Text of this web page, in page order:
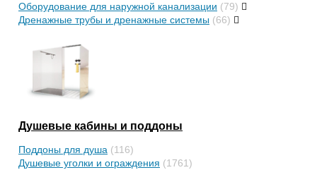
Оборудование для наружной канализации (79)
Дренажные трубы и дренажные системы (66)
Душевые кабины и поддоны
Поддоны для душа (116)
Душевые уголки и ограждения (1761)